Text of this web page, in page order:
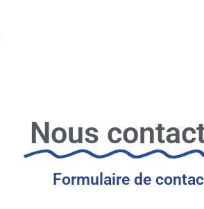
Nous
Formulaire de